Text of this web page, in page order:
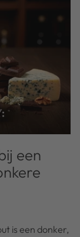
een
is een donker,